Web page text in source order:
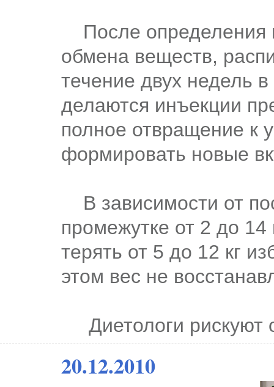
После определения
обмена веществ,
течение двух недель
делаются инъекции
полное отвращение к
формировать новые
В зависимости от
промежутке от 2 до 14
терять от 5 до 12 кг
этом вес не
Диетологи рискуют
20.12.2010